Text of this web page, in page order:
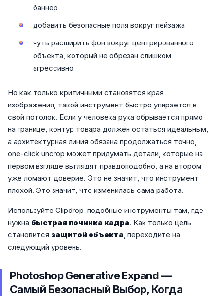
баннер
добавить безопасные поля вокруг пейзажа
чуть расширить фон вокруг центрированного
объекта, который не обрезан слишком
агрессивно
Но как только критичными становятся края
изображения, такой инструмент быстро упирается в
свой потолок. Если у человека рука обрывается прямо
на границе, контур товара должен остаться идеальным,
а архитектурная линия обязана продолжаться точно,
one-click uncrop может придумать детали, которые на
первом взгляде выглядят правдоподобно, а на втором
уже ломают доверие. Это не значит, что инструмент
плохой. Это значит, что изменилась сама работа.
Используйте Clipdrop-подобные инструменты там, где
нужна быстрая починка кадра. Как только цель
становится защитой объекта, переходите на
следующий уровень.
Photoshop Generative Expand —
Самый Безопасный Выбор, Когда